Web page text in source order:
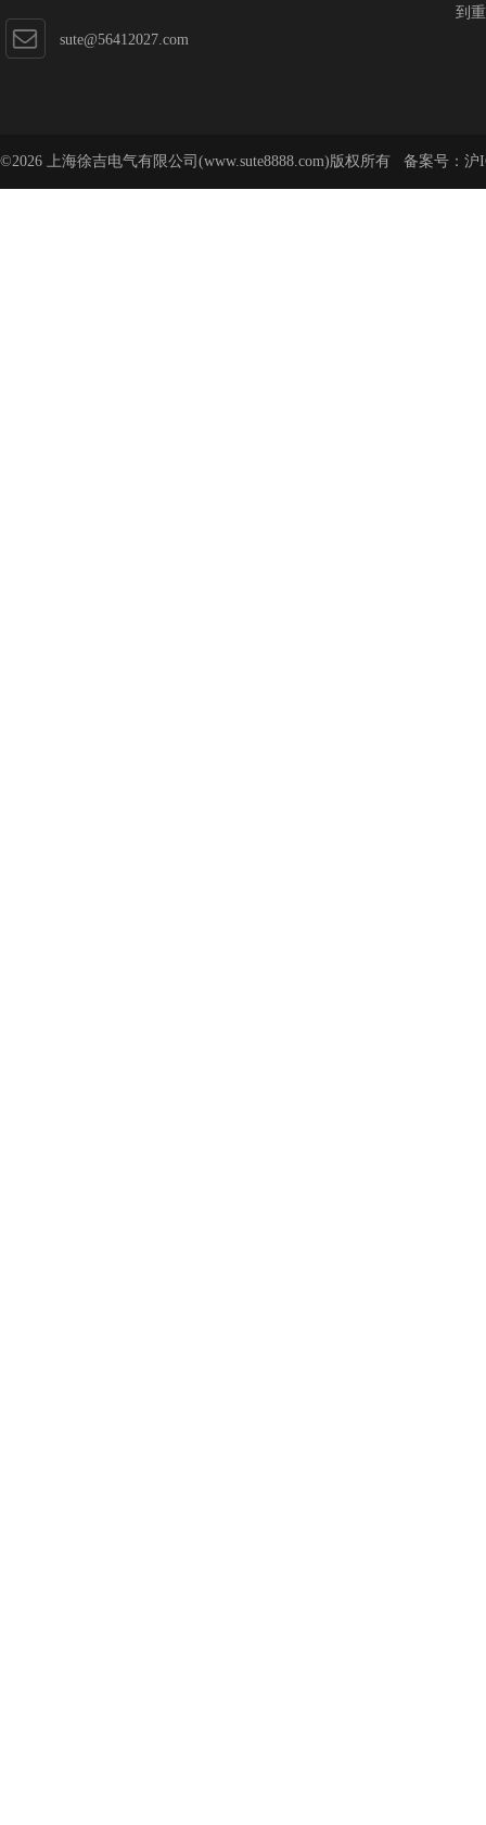
sute@56412027.com
到
©2026 上海徐吉电气有限公司(www.sute8888.com)版权所有 备案号： 沪